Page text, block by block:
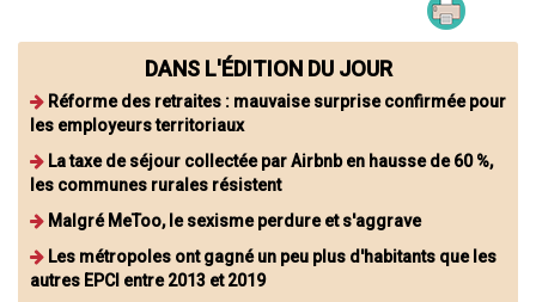
DANS L'ÉDITION DU JOUR
Réforme des retraites : mauvaise surprise confirmée pour
les employeurs territoriaux
La taxe de séjour collectée par Airbnb en hausse de 60 %,
les communes rurales résistent
Malgré MeToo, le sexisme perdure et s'aggrave
Les métropoles ont gagné un peu plus d'habitants que les
autres EPCI entre 2013 et 2019